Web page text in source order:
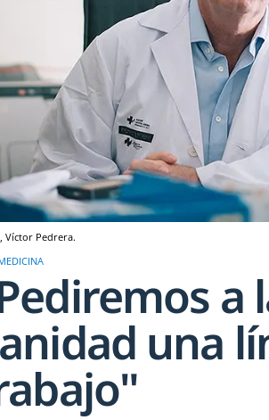
Víctor Pedrera.
a
una